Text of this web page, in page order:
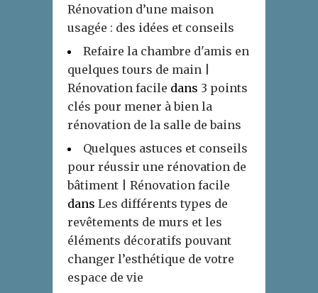
Rénovation d’une maison
usagée : des idées et conseils
Refaire la chambre d'amis en
quelques tours de main |
Rénovation facile dans 3 points
clés pour mener à bien la
rénovation de la salle de bains
Quelques astuces et conseils
pour réussir une rénovation de
bâtiment | Rénovation facile
dans Les différents types de
revêtements de murs et les
éléments décoratifs pouvant
changer l’esthétique de votre
espace de vie